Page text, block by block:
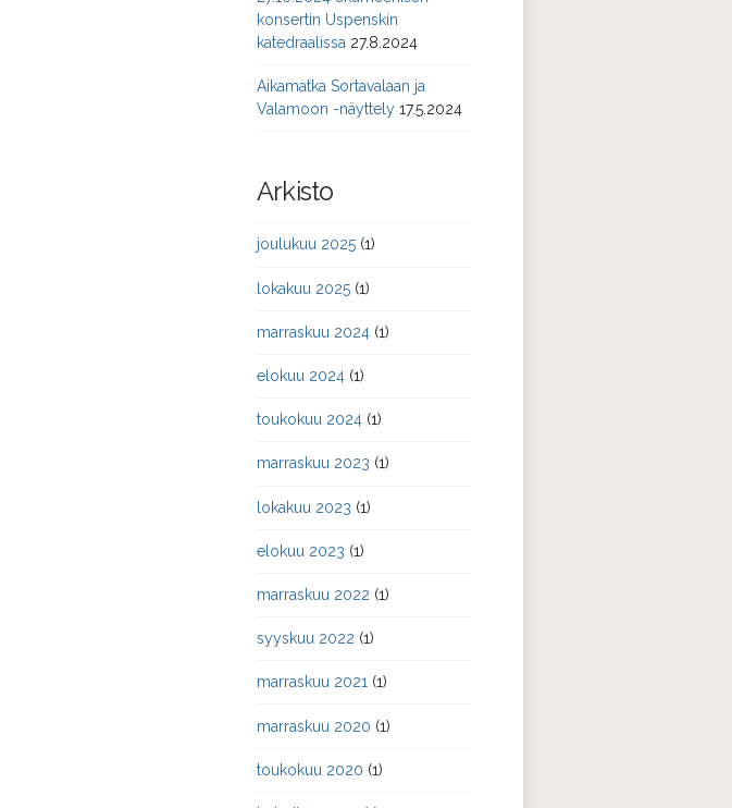
konsertin Uspenskin
katedraalissa 27.8.2024
Aikamatka Sortavalaan ja
Valamoon -näyttely 17.5.2024
Arkisto
joulukuu 2025 (1)
lokakuu 2025 (1)
marraskuu 2024 (1)
elokuu 2024 (1)
toukokuu 2024 (1)
marraskuu 2023 (1)
lokakuu 2023 (1)
elokuu 2023 (1)
marraskuu 2022 (1)
syyskuu 2022 (1)
marraskuu 2021 (1)
marraskuu 2020 (1)
toukokuu 2020 (1)